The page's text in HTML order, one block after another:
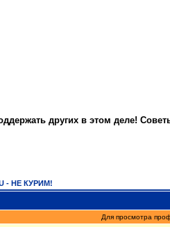
других в этом деле!
- НЕ КУРИМ!
Для просмотра